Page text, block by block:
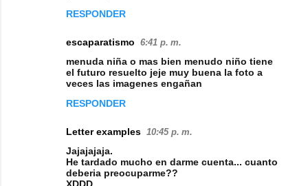
RESPONDER
escaparatismo 6:41 p. m.
menuda niña o mas bien menudo niño tiene
el futuro resuelto jeje muy buena la foto a
veces las imagenes engañan
RESPONDER
Letter examples 10:45 p. m.
Jajajajaja.
He tardado mucho en darme cuenta... cuanto
deberia preocuparme??